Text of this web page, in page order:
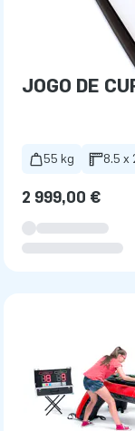
JOGO DE
55 kg 8.5 x
2 999,00 €